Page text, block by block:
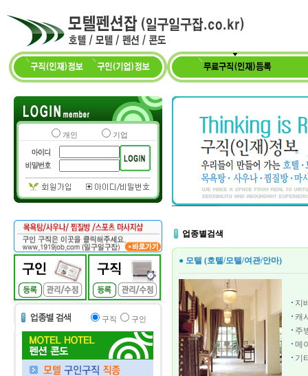
개인 기업
구직 구인
업종별검색
● 모텔 (호텔/모텔/여관/안마)
지
캐
주
메
기